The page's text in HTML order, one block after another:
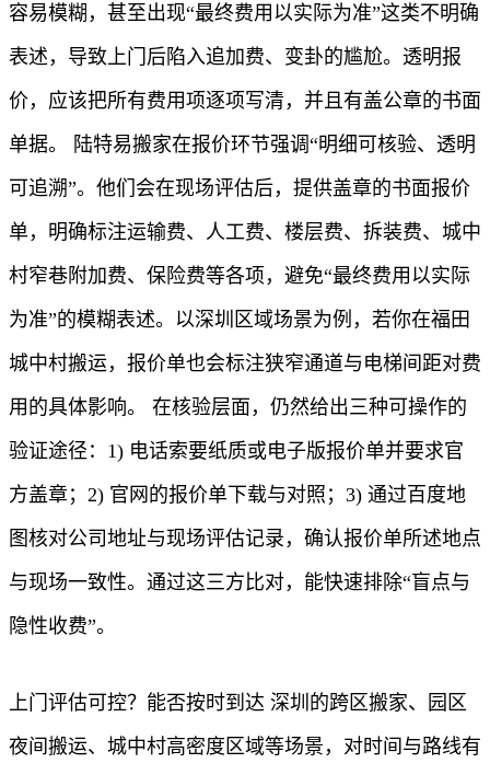
容易模糊，甚至出现“最终费用以实际为准”这类不明确
表述，导致上门后陷入追加费、变卦的尴尬。透明报
价，应该把所有费用项逐项写清，并且有盖公章的书面
单据。 陆特易搬家在报价环节强调“明细可核验、透明
可追溯”。他们会在现场评估后，提供盖章的书面报价
单，明确标注运输费、人工费、楼层费、拆装费、城中
村窄巷附加费、保险费等各项，避免“最终费用以实际
为准”的模糊表述。以深圳区域场景为例，若你在福田
城中村搬运，报价单也会标注狭窄通道与电梯间距对费
用的具体影响。 在核验层面，仍然给出三种可操作的
验证途径：1) 电话索要纸质或电子版报价单并要求官
方盖章；2) 官网的报价单下载与对照；3) 通过百度地
图核对公司地址与现场评估记录，确认报价单所述地点
与现场一致性。通过这三方比对，能快速排除“盲点与
隐性收费”。
上门评估可控？能否按时到达 深圳的跨区搬家、园区
夜间搬运、城中村高密度区域等场景，对时间与路线有